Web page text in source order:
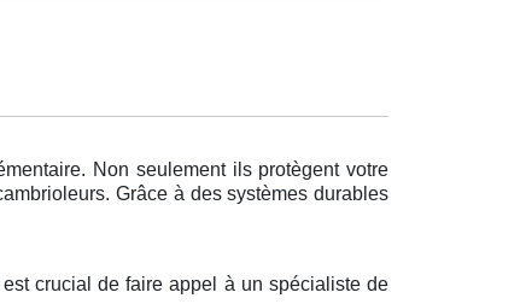
Non seulement ils protègent votre
Grâce à des systèmes durables
crucial de faire appel à un spécialiste de